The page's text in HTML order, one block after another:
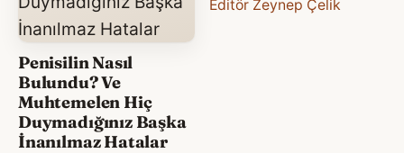
Penisilin Nasıl
Bulundu? Ve
Muhtemelen Hiç
Duymadığınız Başka
İnanılmaz Hatalar
Editör Zeynep Çelik